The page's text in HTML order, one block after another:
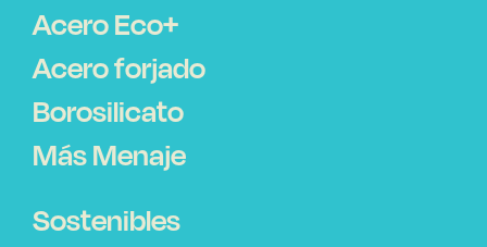
Acero Eco+
Acero forjado
Borosilicato
Más Menaje
Sostenibles